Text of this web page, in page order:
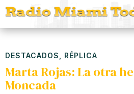
DESTACADOS RÉPLICA
Marta Rojas: La otra
Moncada